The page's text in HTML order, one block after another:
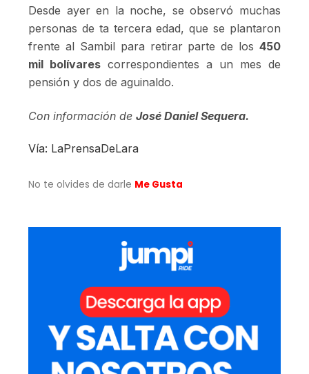
Desde ayer en la noche, se observó muchas
personas de ta tercera edad, que se plantaron
frente al Sambil para retirar parte de los 450
mil bolívares correspondientes a un mes de
pensión y dos de aguinaldo.
Con información de José Daniel Sequera.
Vía: LaPrensaDeLara
No te olvides de darle Me Gusta